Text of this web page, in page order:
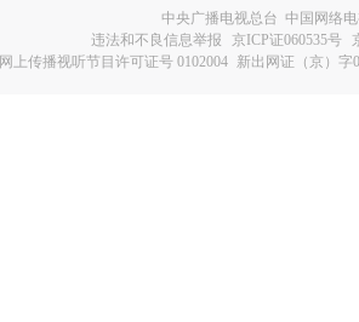
中央广播电视总台 中国网络
违法和不良信息举报
京ICP证060535号
网上传播视听节目许可证号 0102004 新出网证（京）